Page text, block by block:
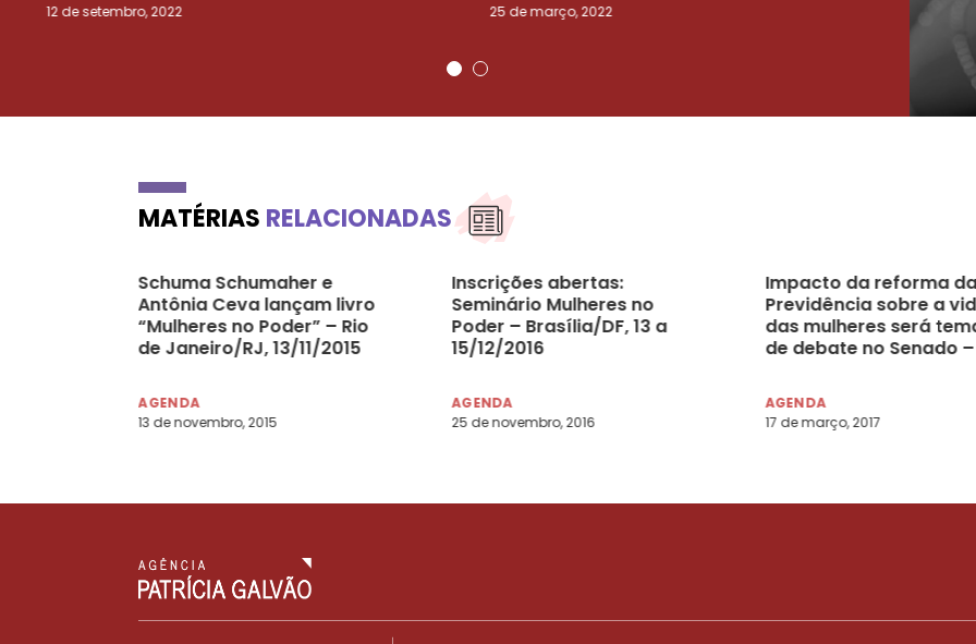
12 de setembro, 2022
25 de março, 2022
23
MATÉRIAS RELACIONADAS
Schuma Schumaher e
Antônia Ceva lançam livro
“Mulheres no Poder” – Rio
de Janeiro/RJ, 13/11/2015
AGENDA
13 de novembro, 2015
Inscrições abertas:
Seminário Mulheres no
Poder – Brasília/DF, 13 a
15/12/2016
AGENDA
25 de novembro, 2016
Impacto da reforma da
Previdência sobre a
das mulheres será
de debate no Senado –
AGENDA
17 de março, 2017